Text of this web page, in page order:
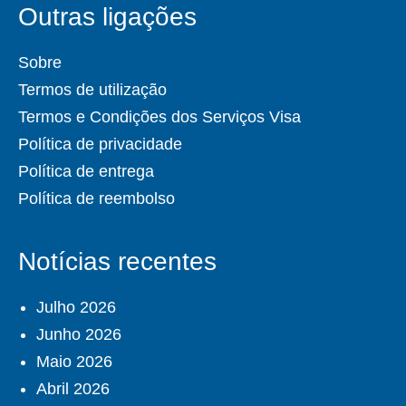
Outras ligações
Sobre
Termos de utilização
Termos e Condições dos Serviços Visa
Política de privacidade
Política de entrega
Política de reembolso
Notícias recentes
Julho 2026
Junho 2026
Maio 2026
Abril 2026